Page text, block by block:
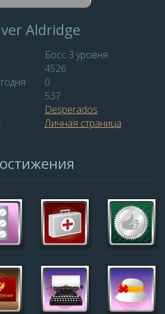
Aldridge
Босс 3 уровня
4526
0
537
Desperados
Личная страница